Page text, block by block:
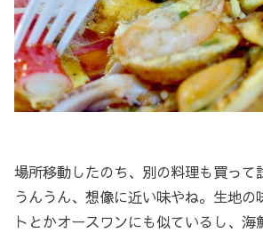
場所移動したのち、別の料理も買って
うんうん、想像に近い味やね。生地の
トとかオースワンにも似ているし、海